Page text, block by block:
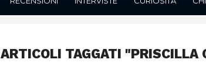
ARTICOLI TAGGATI "PRISCILLA